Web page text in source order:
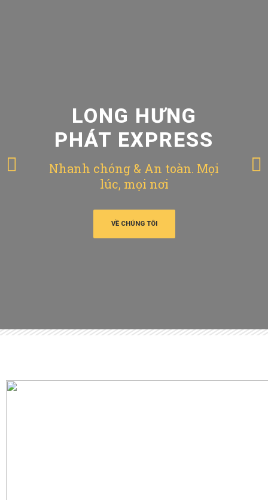
LONG HƯNG
PHÁT EXPRESS
Nhanh chóng & An toàn. Mọi
lúc, mọi nơi
VỀ CHÚNG TÔI